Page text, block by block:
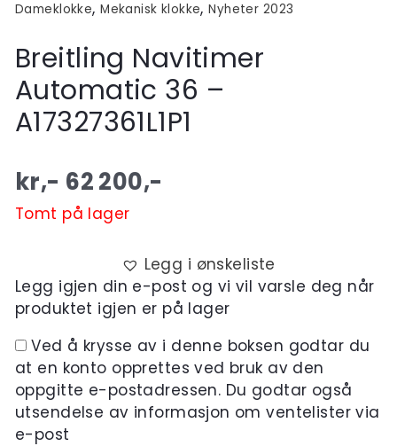
Dameklokke,Mekanisk klokke,Nyheter 2023
Breitling Navitimer
Automatic 36 –
A17327361L1P1
kr,- 62 200,-
Tomt på lager
Legg i ønskeliste
Legg igjen din e-post og vi vil varsle deg når
produktet igjen er på lager
Ved å krysse av i denne boksen godtar du
at en konto opprettes ved bruk av den
oppgitte e-postadressen. Du godtar også
utsendelse av informasjon om ventelister via
e-post